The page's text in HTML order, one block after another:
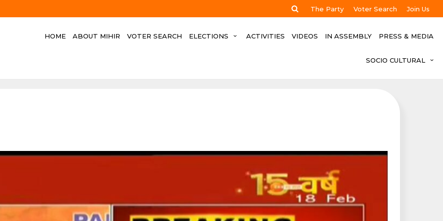
The Party Voter Search Join Us
HOME ABOUT MIHIR VOTER SEARCH ELECTIONS ACTIVITIES VIDEOS IN ASSEMBLY PRESS & MEDIA
SOCIO CULTURAL